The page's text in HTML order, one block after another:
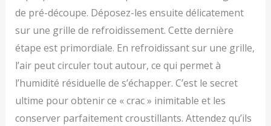
de pré-découpe. Déposez-les ensuite délicatement
sur une grille de refroidissement. Cette dernière
étape est primordiale. En refroidissant sur une grille,
l’air peut circuler tout autour, ce qui permet à
l’humidité résiduelle de s’échapper. C’est le secret
ultime pour obtenir ce « crac » inimitable et les
conserver parfaitement croustillants. Attendez qu’ils